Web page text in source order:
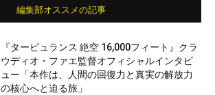
編集部オススメの記事
『タービュランス 絶空 16,000フィート』クラ
ウディオ・ファエ監督オフィシャルインタビ
ュー「本作は、人間の回復力と真実の解放力
の核心へと迫る旅」